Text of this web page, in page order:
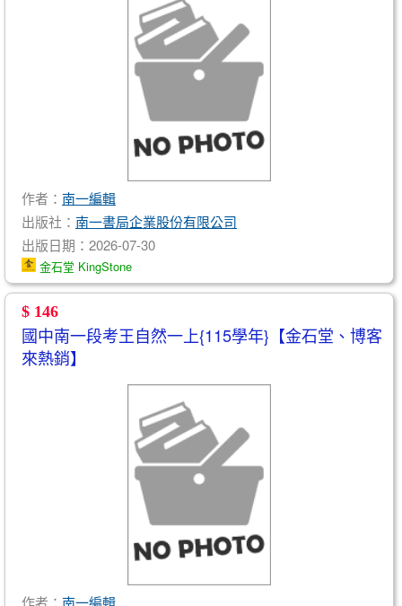
作者： 南一編輯
出版社： 南一書局企業股份有限公司
出版日期：2026-07-30
金石堂 KingStone
$ 146
國中南一段考王自然一上{115學年}【金石堂、博客
來熱銷】
作者： 南一編輯